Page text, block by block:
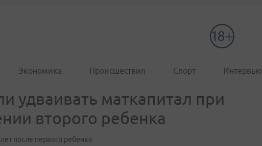
Экономика Происшествия Спорт Интервью
удваивать маткапитал при
второго ребенка
после первого ребенка